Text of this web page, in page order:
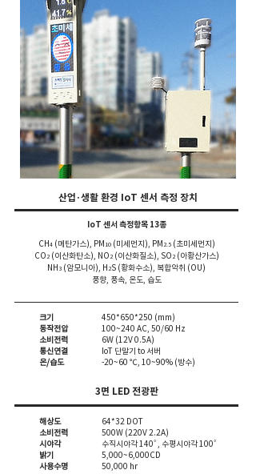
​산업·생활 환경 IoT 센서 측정 장치
IoT 센서 측정항목 13종
CH4 (메탄가스), PM 10(미세먼지), PM 2.5(초미세먼지)
CO 2(이산화탄소), NO 2(이산화질소), SO 2(아황산가스)
NH 3 (암모니아), H 2S (황화수소), 복합악취 (OU)
풍향, 풍속, 온도, 습도
크기
동작전압
소비전력
통신연결
​온/습도
450*650*250 (mm)
100~240 AC, 50/60 Hz
6W (12V 0.5A)
IoT 단말기 to 서버
-20~60 ℃, 10~90% (방수)
3면 LED 전광판
해상도
소비전력
시야각
밝기
​사용수명
64*32 DOT
500W (220V 2.2A)
수직시야각 140˚ , 수평시야각 100˚
5,000~6,000CD
50,000 hr